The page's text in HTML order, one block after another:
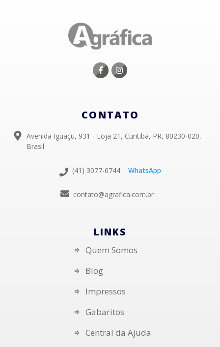
CONTATO
Avenida Iguaçu, 931 - Loja 21, Curitiba, PR, 80230-020,
Brasil
(41) 3077-6744 WhatsApp
contato@agrafica.com.br
LINKS
Quem Somos
Blog
Impressos
Gabaritos
Central da Ajuda